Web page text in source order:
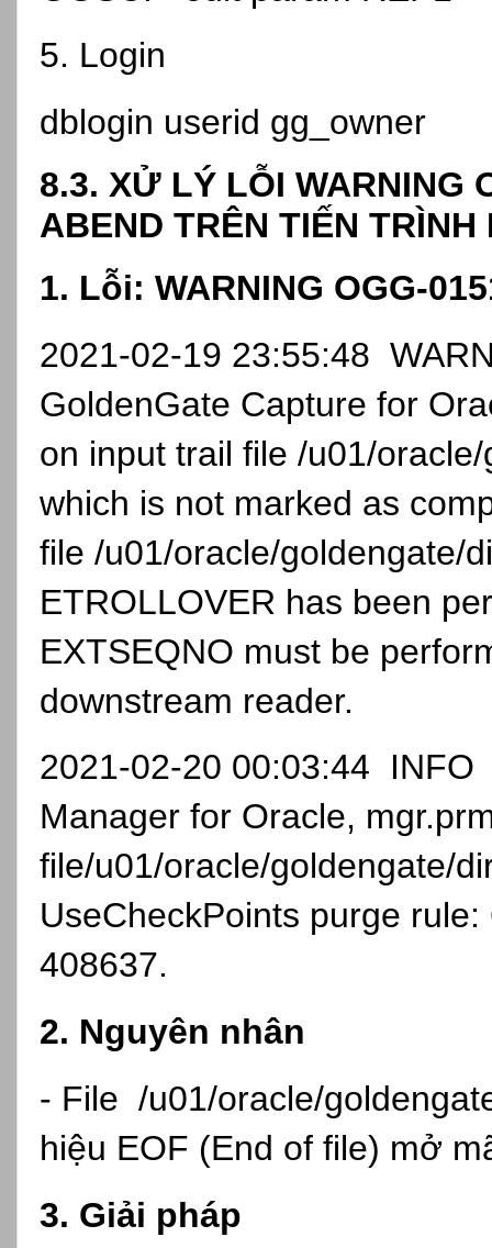
5. Login
dblogin userid gg_owner
8.3. XỬ LÝ LỖI WARNING
ABEND TRÊN TIẾN TRÌNH
1. Lỗi: WARNING OGG-
2021-02-19 23:55:48
GoldenGate Capture for
on input trail file /u01/
which is not marked as
file /u01/oracle/goldengate/
ETROLLOVER has been
EXTSEQNO must be
downstream reader.
2021-02-20 00:03:44
Manager for Oracle,
file/u01/oracle/goldengate/
UseCheckPoints purge
408637.
2. Nguyên nhân
- File /u01/oracle/
hiệu EOF (End of file) mở
3. Giải pháp